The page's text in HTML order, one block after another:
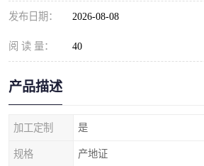
发布日期： 2026-08-08
阅 读 量： 40
产品描述
加工定制 是
规格 产地证